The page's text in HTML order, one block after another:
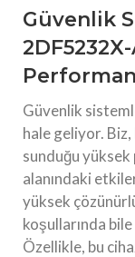
Güvenlik
Güvenlik
hale geliyor.
sunduğu
alanındaki
yüksek
koşullarında
Özellikle, bu